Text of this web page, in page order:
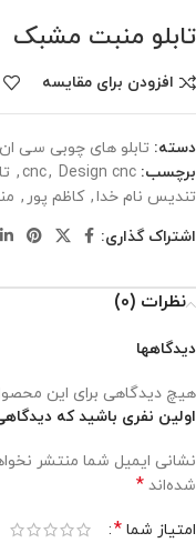
تابلو منبت مشبک
افزودن برای مقایسه
دسته: تابلو های چوبی سی
برچسب:
cnc, Design cnc
,
تندیس نام خدا, کاظم پور ,
اشتراک گذاری:
نظرات (0)
دیدگاهها
هیچ دیدگاهی برای این
اولین نفری باشید که
نشانی ایمیل شما منتشر
شده‌اند *
امتیاز شما *